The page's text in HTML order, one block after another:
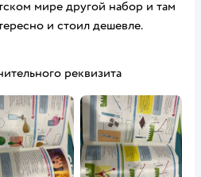
мире другой набор и там
и стоил дешевле.
реквизита